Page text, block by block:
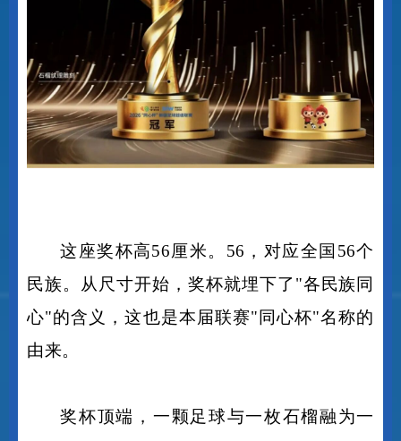
这座奖杯高 56厘米。56，对应全国56个
民族。从尺寸开始，奖杯就埋下了"各民族同
心"的含义，这也是本届联赛"同心杯"名称的